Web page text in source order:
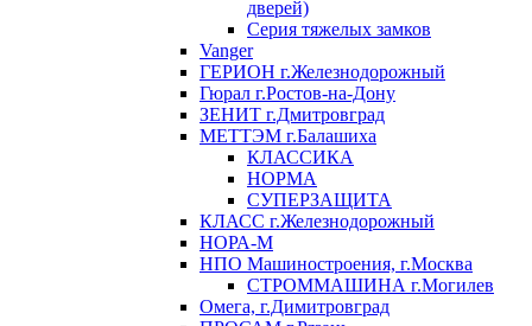
дверей)
Серия тяжелых замков
Vanger
ГЕРИОН г.Железнодорожный
Гюрал г.Ростов-на-Дону
ЗЕНИТ г.Дмитровград
МЕТТЭМ г.Балашиха
КЛАССИКА
НОРМА
СУПЕРЗАЩИТА
КЛАСС г.Железнодорожный
НОРА-М
НПО Машиностроения, г.Москва
СТРОММАШИНА г.Могилев
Омега, г.Димитровград